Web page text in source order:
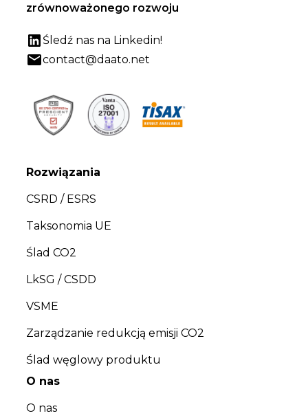
zrównoważonego rozwoju
Śledź nas na Linkedin!
contact@daato.net
Rozwiązania
CSRD / ESRS
Taksonomia UE
Ślad CO2
LkSG / CSDD
VSME
Zarządzanie redukcją emisji CO2
Ślad węglowy produktu
O nas
O nas